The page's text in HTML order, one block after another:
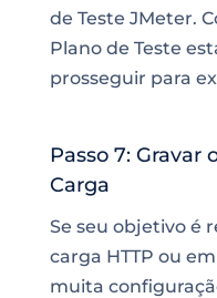
de Teste JMeter.
Plano de Teste
prosseguir para
Passo 7: Gravar
Carga
Se seu objetivo é
carga HTTP ou
muita